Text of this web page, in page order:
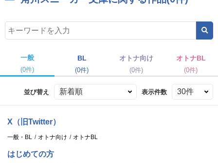
一般
(0件)
BL
(0件)
オトナ向け
(0件)
オトナBL
(0件)
並び替え 表示件数
X（旧Twitter）
一般・BL オトナ向け オトナBL
はじめての方